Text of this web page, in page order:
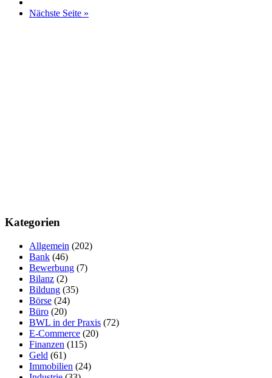
Nächste Seite »
Kategorien
Allgemein (202)
Bank (46)
Bewerbung (7)
Bilanz (2)
Bildung (35)
Börse (24)
Büro (20)
BWL in der Praxis (72)
E-Commerce (20)
Finanzen (115)
Geld (61)
Immobilien (24)